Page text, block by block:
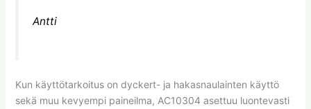
Antti
Kun käyttötarkoitus on dyckert- ja hakasnaulainten käyttö
sekä muu kevyempi paineilma, AC10304 asettuu luontevasti